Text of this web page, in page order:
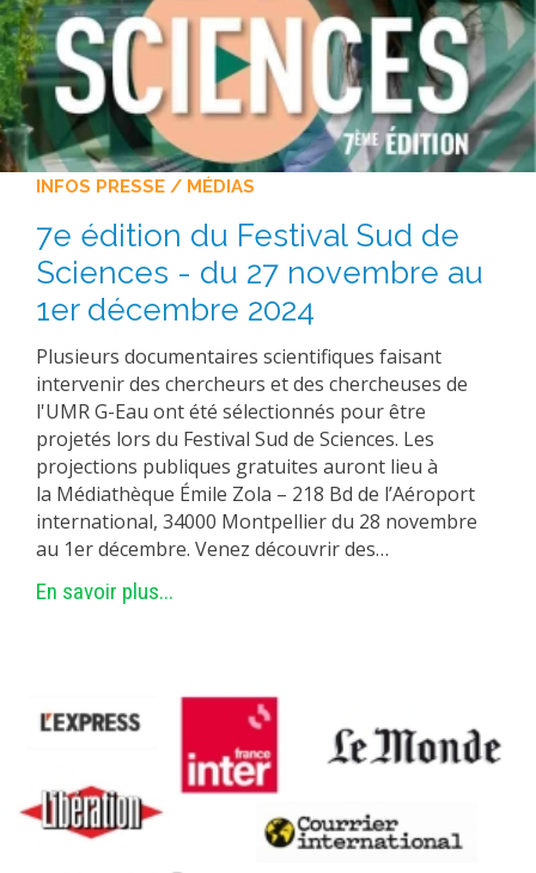
INFOS PRESSE / MÉDIAS
7e édition du Festival Sud de
Sciences - du 27 novembre au
1er décembre 2024
Plusieurs documentaires scientifiques faisant
intervenir des chercheurs et des chercheuses de
l'UMR G-Eau ont été sélectionnés pour être
projetés lors du Festival Sud de Sciences. Les
projections publiques gratuites auront lieu à
la Médiathèque Émile Zola – 218 Bd de l’Aéroport
international, 34000 Montpellier du 28 novembre
au 1er décembre. Venez découvrir des…
En savoir plus...